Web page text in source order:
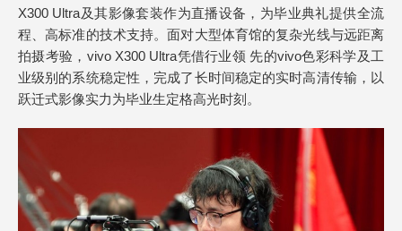
X300 Ultra及其影像套装作为直播设备，为毕业典礼提供全流
程、高标准的技术支持。面对大型体育馆的复杂光线与远距离
拍摄考验，vivo X300 Ultra凭借行业领 先的vivo色彩科学及工
业级别的系统稳定性，完成了长时间稳定的实时高清传输，以
跃迁式影像实力为毕业生定格高光时刻。